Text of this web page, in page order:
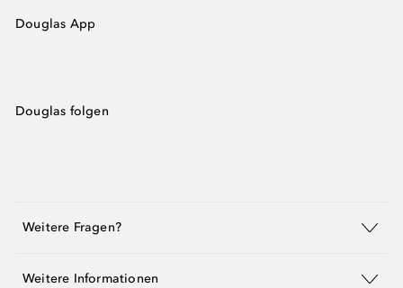
Douglas App
Douglas folgen
Weitere Fragen?
Weitere Informationen